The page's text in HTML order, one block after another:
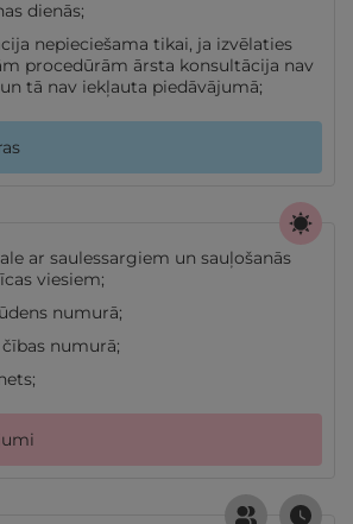
dienās;
nepieciešama tikai, ja izvēlaties
procedūrām ārsta konsultācija nav
tā nav iekļauta piedāvājumā;
ar saulessargiem un sauļošanās
viesiem;
numurā;
numurā;